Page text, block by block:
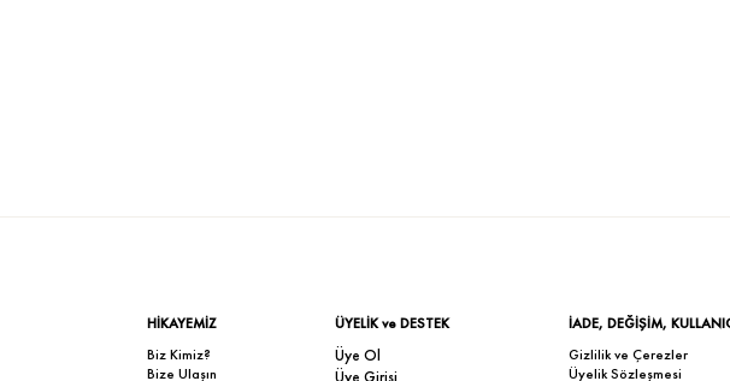
HİKAYEMİZ
Biz Kimiz?
Bize Ulaşın
ÜYELİK ve DESTEK
Üye Ol
İADE, DEĞİŞİM,
Gizlilik ve Çerezler
Üyelik Sözleşmesi